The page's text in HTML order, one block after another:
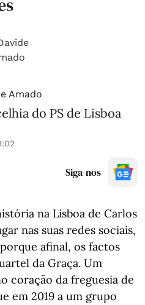
Amado
do PS de Lisboa
Siga-nos
na Lisboa de Carlos
nas suas redes sociais,
afinal, os factos
da Graça. Um
coração da freguesia de
em 2019 a um grupo